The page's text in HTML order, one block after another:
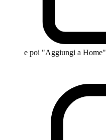
e poi "Aggiungi a Home"